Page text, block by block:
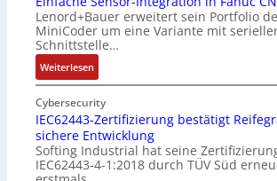
Lenord+Bauer erweitert sein Portfolio
MiniCoder um eine Variante mit
Schnittstelle…
Weiterlesen:
E
i
n
f
a
c
Cybersecurity
IEC62443-Zertifizierung bestätigt
sichere Entwicklung
Softing Industrial hat seine
IEC62443-4-1:2018 durch TÜV Süd